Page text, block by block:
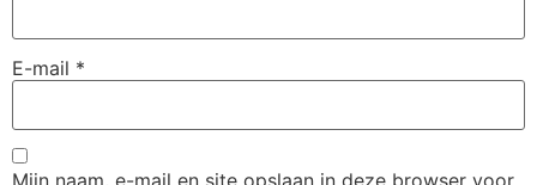
E-mail *
Mijn naam, e-mail en site opslaan in deze browser voor